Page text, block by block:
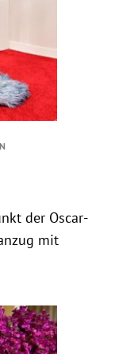
der Oscar-
mit